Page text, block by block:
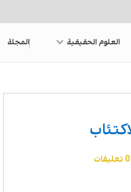
العلوم الحقيقية المجلة
0 تعليقات